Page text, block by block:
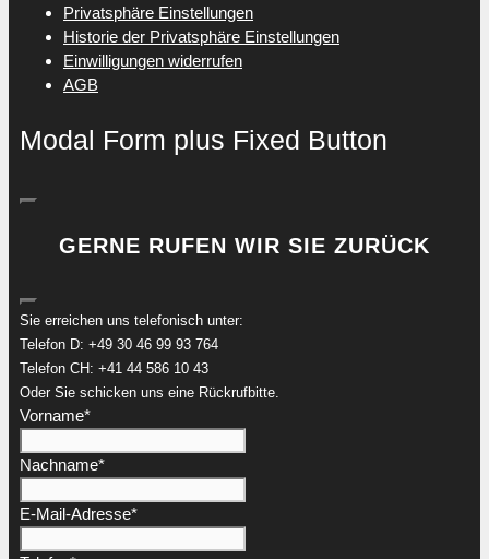
Privatsphäre Einstellungen
Historie der Privatsphäre Einstellungen
Einwilligungen widerrufen
AGB
Modal Form plus Fixed Button
GERNE RUFEN WIR SIE ZURÜCK
Sie erreichen uns telefonisch unter:
Telefon D: +49 30 46 99 93 764
Telefon CH: +41 44 586 10 43
Oder Sie schicken uns eine Rückrufbitte.
Vorname*
Nachname*
E-Mail-Adresse*